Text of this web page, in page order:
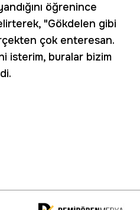
öğrenince
"Gökdelen gibi
çok enteresan.
isterim, buralar bizim